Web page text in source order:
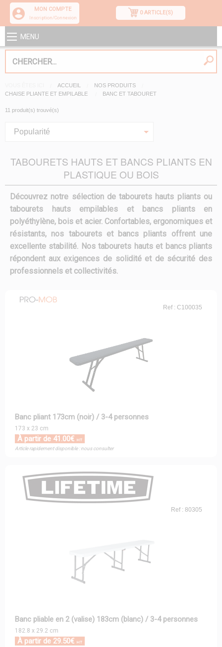
MON COMPTE
Inscription/Connexion
0 ARTICLE(S)
MENU
ACCUEIL
NOS PRODUITS
CHAISE PLIANTE ET EMPILABLE
BANC ET TABOURET
11 produit(s) trouvé(s)
Popularité
TABOURETS HAUTS ET BANCS PLIANTS EN
PLASTIQUE OU BOIS
Découvrez notre sélection de tabourets hauts pliants ou
tabourets hauts empilables et bancs pliants en
polyéthylène, bois et acier. Confortables, ergonomiques et
résistants, nos tabourets et bancs pliants offrent une
excellente stabilité. Nos tabourets hauts et bancs pliants
répondent aux exigences de solidité et de sécurité des
professionnels et collectivités.
Ref : C100035
Banc pliant 173cm (noir) / 3-4 personnes
173 x 23 cm
À partir de 41.00€ HT
Article rapidement disponible : nous consulter
Ref : 80305
Banc pliable en 2 (valise) 183cm (blanc) / 3-4 personnes
182.8 x 29.2 cm
À partir de 29.50€ HT